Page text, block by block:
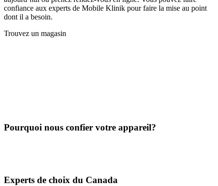
confiance aux experts de Mobile Klinik pour faire la mise au point
dont il a besoin.
Trouvez un magasin
Pourquoi nous confier votre appareil?
Experts de choix du Canada